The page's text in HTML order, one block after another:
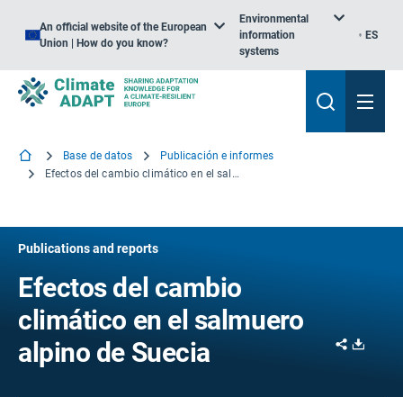
An official website of the European
Union | How do you know?
Environmental
information
systems
ES
Base de datos
Publicación e informes
Efectos del cambio climático en el salmuero alpino de Suecia
Publications and reports
Efectos del cambio
climático en el salmuero
alpino de Suecia
Share